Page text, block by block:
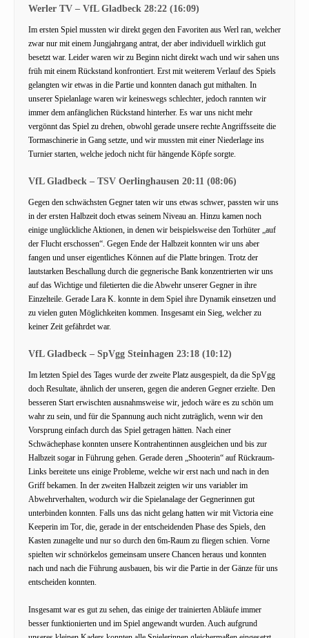
Werler TV – VfL Gladbeck 28:22 (16:09)
Im ersten Spiel mussten wir direkt gegen den Favoriten aus Werl ran, welcher
zwar nur mit einem Jungjahrgang antrat, der aber individuell wirklich gut
besetzt war. Leider waren wir zu Beginn nicht direkt wach und wir sahen uns
früh mit einem Rückstand konfrontiert. Erst mit weiterem Verlauf des Spiels
gelangten wir etwas in die Partie und konnten danach gut mithalten. In
unserer Spielanlage waren wir keineswegs schlechter, jedoch rannten wir
immer dem anfänglichen Rückstand hinterher. Es war uns nicht mehr
vergönnt das Spiel zu drehen, obwohl gerade unsere rechte Angriffsseite die
Tormaschinerie in Gang setzte, und wir mussten mit einer Niederlage ins
Turnier starten, welche jedoch nicht für hängende Köpfe sorgte.
VfL Gladbeck – TSV Oerlinghausen 20:11 (08:06)
Gegen den schwächsten Gegner taten wir uns etwas schwer, passten wir uns
in der ersten Halbzeit doch etwas seinem Niveau an. Hinzu kamen noch
einige unglückliche Aktionen, in denen wir beispielsweise den Torhüter „auf
der Flucht erschossen“. Gegen Ende der Halbzeit konnten wir uns aber
fangen und unser eigentliches Können auf die Platte bringen. Trotz der
lautstarken Beschallung durch die gegnerische Bank konzentrierten wir uns
auf das Wichtige und filetierten die die Abwehr unserer Gegner in ihre
Einzelteile. Gerade Lara K. konnte in dem Spiel ihre Dynamik einsetzen und
zu vielen guten Möglichkeiten kommen. Insgesamt ein Sieg, welcher zu
keiner Zeit gefährdet war.
VfL Gladbeck – SpVgg Steinhagen 23:18 (10:12)
Im letzten Spiel des Tages wurde der zweite Platz ausgespielt, da die SpVgg
doch Resultate, ähnlich der unseren, gegen die anderen Gegner erzielte. Den
besseren Start erwischten ausnahmsweise wir, jedoch wäre es zu schön um
wahr zu sein, und für die Spannung auch nicht zuträglich, wenn wir den
Vorsprung einfach durch das Spiel getragen hätten. Nach einer
Schwächephase konnten unsere Kontrahentinnen ausgleichen und bis zur
Halbzeit sogar in Führung gehen. Gerade deren „Shooterin“ auf Rückraum-
Links bereitete uns einige Probleme, welche wir erst nach und nach in den
Griff bekamen. In der zweiten Halbzeit zeigten wir uns variabler im
Abwehrverhalten, wodurch wir die Spielanalage der Gegnerinnen gut
unterbinden konnten. Falls uns das nicht gelang hatten wir mit Victoria eine
Keeperin im Tor, die, gerade in der entscheidenden Phase des Spiels, den
Kasten zunagelte und nur so durch den 6m-Raum zu fliegen schien. Vorne
spielten wir schnörkelos gemeinsam unsere Chancen heraus und konnten
nach und nach die Führung ausbauen, bis wir die Partie in der Gänze für uns
entscheiden konnten.
Insgesamt war es gut zu sehen, das einige der trainierten Abläufe immer
besser funktionierten und im Spiel angewandt wurden. Auch aufgrund